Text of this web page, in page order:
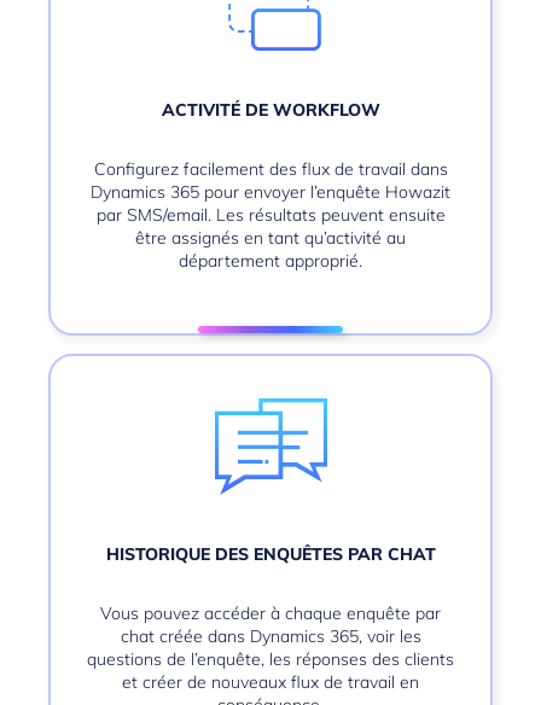
ACTIVITÉ DE WORKFLOW
Configurez facilement des flux de travail dans
Dynamics 365 pour envoyer l’enquête Howazit
par SMS/email. Les résultats peuvent ensuite
être assignés en tant qu’activité au
département approprié.
HISTORIQUE DES ENQUÊTES PAR CHAT
Vous pouvez accéder à chaque enquête par
chat créée dans Dynamics 365, voir les
questions de l’enquête, les réponses des clients
et créer de nouveaux flux de travail en